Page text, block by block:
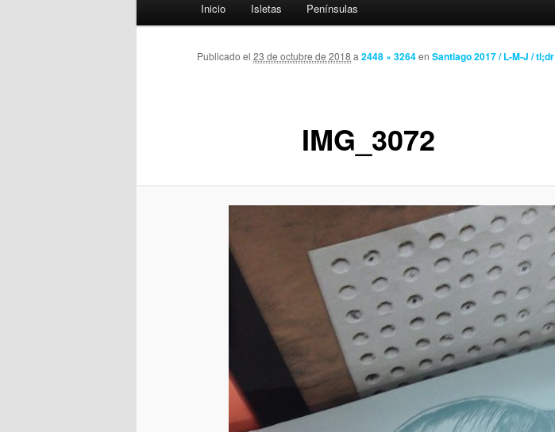
Inicio Isletas Penínsulas
IMG_3072
Publicado el 23 de octubre de 2018 a2448 × 3264en Santiago 2017 / L-M-J / tl;dr